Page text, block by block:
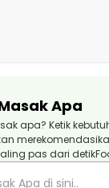
Apa
apa? Ketik
pas dari